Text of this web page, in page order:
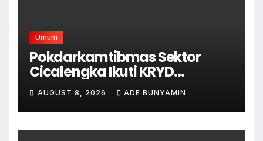
Umum
Pokdarkamtibmas Sektor
Cicalengka Ikuti KRYD
Gabungan Bersama TNI-Polri,
Satpol PP dan Linmas, Demi
Terciptanya Keamana Dan
Ketertiban
AUGUST 8, 2026 ADE BUNYAMIN